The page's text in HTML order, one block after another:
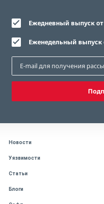
Ежедневный выпуск
Еженедельный выпуск
Новости
Уязвимости
Статьи
Блоги